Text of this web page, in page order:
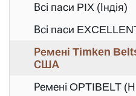
Всі паси PIX (Індія)
Всі паси
Ремені Timken
США
Ремені OPTIBELT